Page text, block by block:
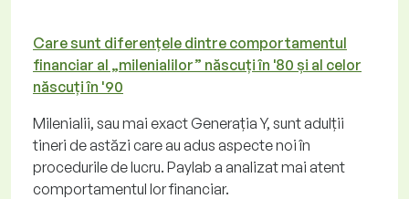
Care sunt diferențele dintre comportamentul
financiar al „milenialilor” născuți în '80 și al celor
născuți în '90
Milenialii, sau mai exact Generația Y, sunt adulții
tineri de astăzi care au adus aspecte noi în
procedurile de lucru. Paylab a analizat mai atent
comportamentul lor financiar.